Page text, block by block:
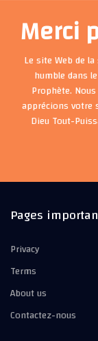
Merci
Le site Web de
humble dans
Prophète.
apprécions votre
Dieu Tout-
Pages
Privacy
Terms
About us
Contactez-nous